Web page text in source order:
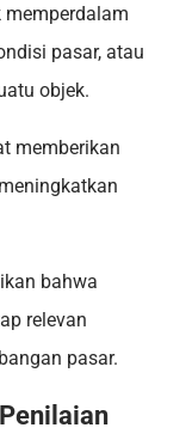
pasar, atau
objek.
memberikan
bahwa
relevan
pasar.